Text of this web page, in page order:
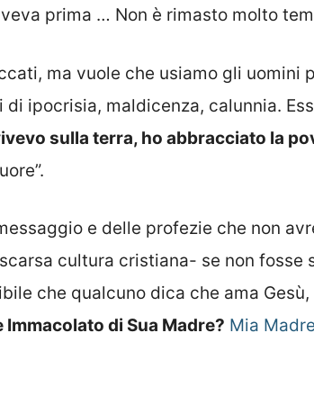
prima … Non è rimasto molto
ma vuole che usiamo gli uomini
ipocrisia, maldicenza, calunnia.
sulla terra, ho abbracciato la
e delle profezie che non
cultura cristiana- se non fosse
che qualcuno dica che ama
di Sua Madre? Mia Madre